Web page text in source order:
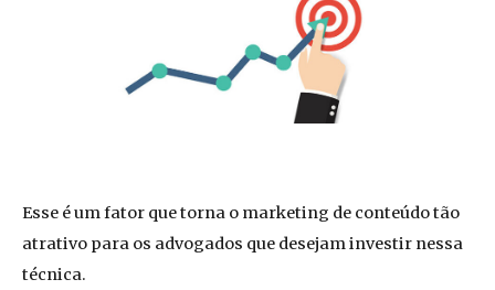
Esse é um fator que torna o marketing de conteúdo tão
atrativo para os advogados que desejam investir nessa
técnica.